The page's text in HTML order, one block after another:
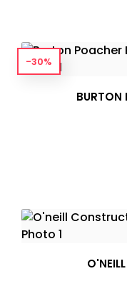
BURTON
-30%